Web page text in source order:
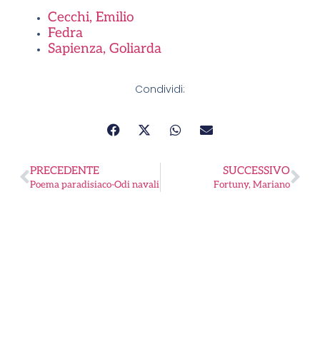
Cecchi, Emilio
Fedra
Sapienza, Goliarda
Condividi:
PRECEDENTE
Poema paradisiaco-Odi navali
SUCCESSIVO
Fortuny, Mariano